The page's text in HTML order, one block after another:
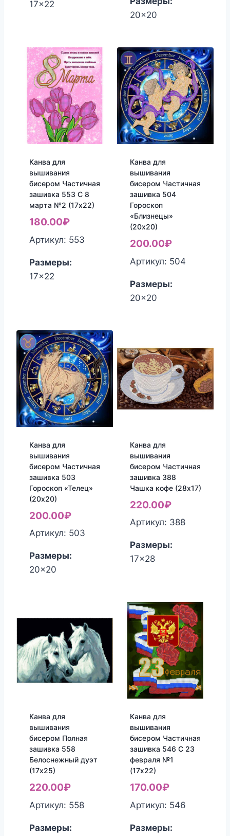
17x22
20x20
Канва для
вышивания
бисером Частичная
зашивка 553 С 8
марта №2 (17х22)
180.00₽
Артикул: 553
Размеры:
17x22
Канва для
вышивания
бисером Частичная
зашивка 504
Гороскоп
«Близнецы»
(20х20)
200.00₽
Артикул: 504
Размеры:
20x20
Канва для
вышивания
бисером Частичная
зашивка 503
Гороскоп «Телец»
(20х20)
200.00₽
Артикул: 503
Размеры:
20x20
Канва для
вышивания
бисером Частичная
зашивка 388
Чашка кофе (28х17)
220.00₽
Артикул: 388
Размеры:
17x28
Канва для
вышивания
бисером Полная
зашивка 558
Белоснежный дуэт
(17х25)
220.00₽
Артикул: 558
Размеры:
Канва для
вышивания
бисером Частичная
зашивка 546 С 23
февраля №1
(17х22)
170.00₽
Артикул: 546
Размеры: